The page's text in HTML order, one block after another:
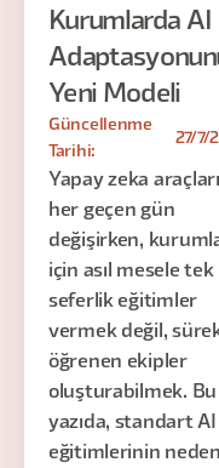
Kurumlarda AI
Yeni Modeli
Güncellenme
Tarihi:
27/7/
Yapay zeka araçları
her geçen gün
değişirken,
için asıl mesele tek
seferlik eğitimler
vermek değil,
öğrenen ekipler
oluşturabilmek. Bu
yazıda, standart AI
eğitimlerinin neden